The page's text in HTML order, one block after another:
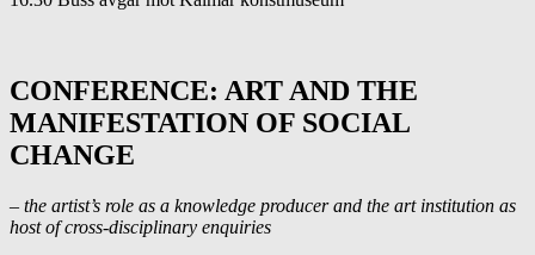
CONFERENCE: ART AND THE
MANIFESTATION OF SOCIAL
CHANGE
– the artist’s role as a knowledge producer and the art institution as
host of cross-disciplinary enquiries